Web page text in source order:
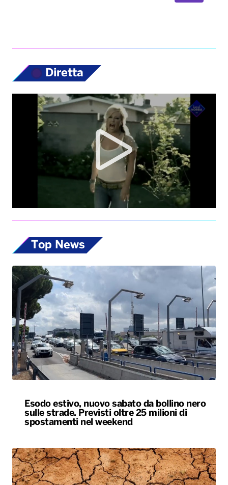
Diretta
Top News
Esodo estivo, nuovo sabato da bollino nero
sulle strade. Previsti oltre 25 milioni di
spostamenti nel weekend